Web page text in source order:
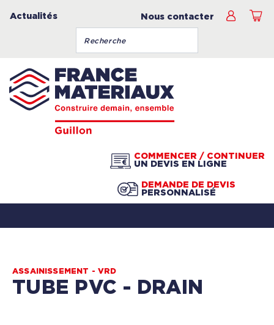
Actualités Nous contacter
COMMENCER / CONTINUER
UN DEVIS EN LIGNE
DEMANDE DE DEVIS
PERSONNALISÉ
ASSAINISSEMENT - VRD
TUBE PVC - DRAIN